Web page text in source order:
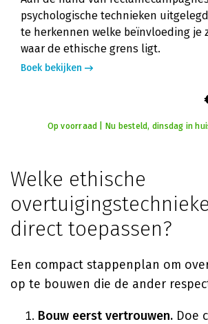
psychologische technieken
te herkennen welke beïnvloeding je
waar de ethische grens ligt.
Boek bekijken
Op voorraad | Nu besteld, dinsdag in
Welke ethische
direct toepassen?
Een compact stappenplan om
op te bouwen die de ander
Bouw eerst vertrouwen. Doe